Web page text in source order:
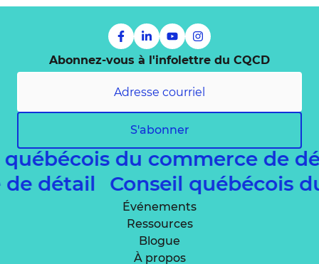
Abonnez-vous à l'infolettre du CQCD
S'abonner
québécois du commerce de
de détail
Conseil québécois
Événements
Ressources
Blogue
À propos